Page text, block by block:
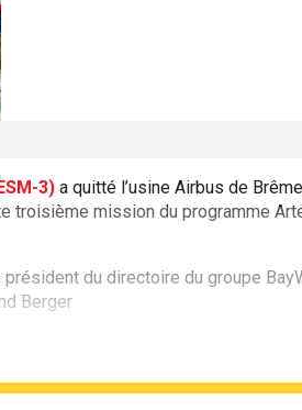
3) a quitté l’usine Airbus de
mission du programme
président du directoire du groupe
Berger